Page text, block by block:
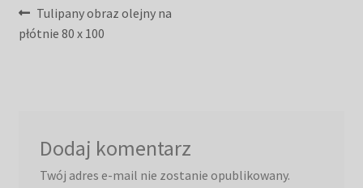
Nawigacja
wpisu
Poprzedni
wpis:
Tulipany obraz olejny na
płótnie 80 x 100
Dodaj komentarz
Twój adres e-mail nie zostanie opublikowany.